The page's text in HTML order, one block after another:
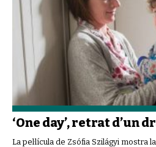
‘One day’, retrat d’un
La pel·lícula de Zsófia Szilágyi mostra